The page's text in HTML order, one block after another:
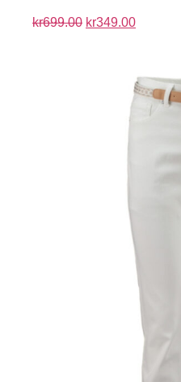
kr699.00 kr349.00